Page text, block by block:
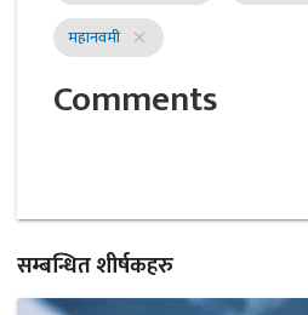
महानवमी close
Comments
सम्बन्धित शीर्षकहरु